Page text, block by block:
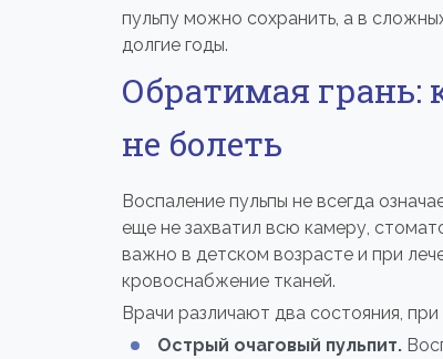
пульпу можно сохранить, а в
долгие годы.
Обратимая грань:
не болеть
Воспаление пульпы не всегда
еще не захватил всю камеру,
важно в детском возрасте и при
кровоснабжение тканей.
Врачи различают два состояния,
Острый очаговый пульпит.